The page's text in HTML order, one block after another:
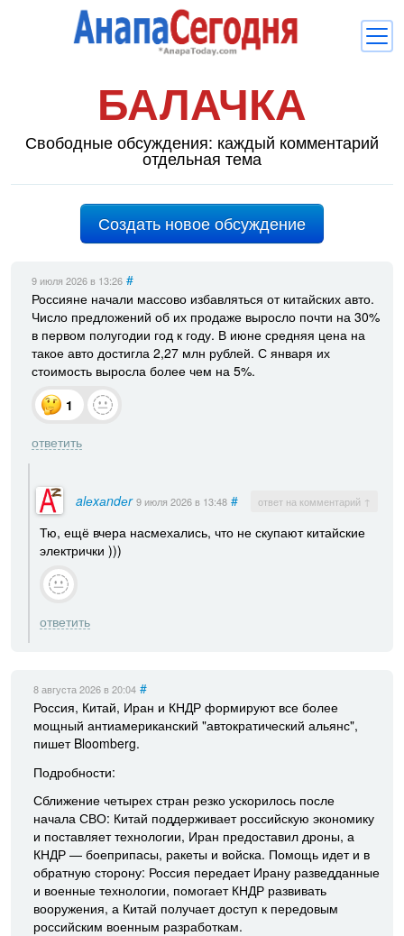
Новости
Блоги
Комментарии
Об Анапе
Регистрация и Вход
БАЛАЧКА
Свободные обсуждения: каждый комментарий
отдельная тема
Создать новое обсуждение
9 июля 2026 в 13:26 #
Россияне начали массово избавляться от китайских авто.
Число предложений об их продаже выросло почти на 30%
в первом полугодии год к году. В июне средняя цена на
такое авто достигла 2,27 млн рублей. С января их
стоимость выросла более чем на 5%.
1
ответить
alеxаndеr 9 июля 2026 в 13:48 # ответ на комментарий ↑
Тю, ещё вчера насмехались, что не скупают китайские
электрички )))
ответить
8 августа 2026 в 20:04 #
Россия, Китай, Иран и КНДР формируют все более
мощный антиамериканский "автократический альянс",
пишет Bloomberg.
Подробности:
Сближение четырех стран резко ускорилось после
начала СВО: Китай поддерживает российскую экономику
и поставляет технологии, Иран предоставил дроны, а
КНДР — боеприпасы, ракеты и войска. Помощь идет и в
обратную сторону: Россия передает Ирану разведданные
и военные технологии, помогает КНДР развивать
вооружения, а Китай получает доступ к передовым
российским военным разработкам.